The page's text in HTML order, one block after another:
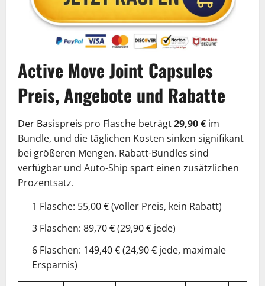
Active Move Joint Capsules
Preis, Angebote und Rabatte
Der Basispreis pro Flasche beträgt29,90 € im
Bundle, und die täglichen Kosten sinken signifikant
bei größeren Mengen. Rabatt-Bundles sind
verfügbar und Auto-Ship spart einen zusätzlichen
Prozentsatz.
1 Flasche: 55,00 € (voller Preis, kein Rabatt)
3 Flaschen: 89,70 € (29,90 € jede)
6 Flaschen: 149,40 € (24,90 € jede, maximale
Ersparnis)